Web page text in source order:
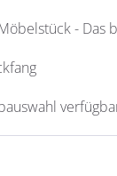
- Das